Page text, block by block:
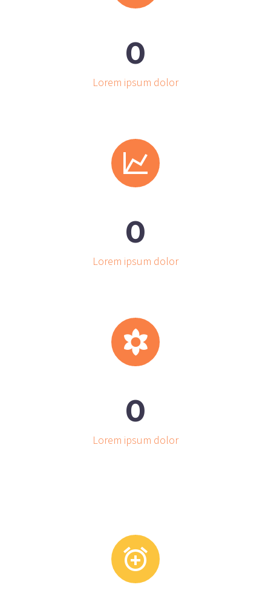
0
Lorem ipsum dolor


0
Lorem ipsum dolor


0
Lorem ipsum dolor

